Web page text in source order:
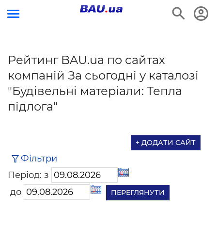
Рейтинг BAU.ua по сайтах
компаній За сьогодні у каталозі
"Будівельні матеріали: Тепла
підлога"
+ ДОДАТИ САЙТ
Фільтри
Період: з
до